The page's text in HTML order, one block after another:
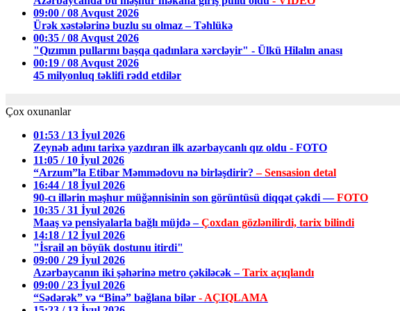
09:00 / 08 Avqust 2026
Ürək xəstələrinə buzlu su olmaz – Təhlükə
00:35 / 08 Avqust 2026
"Qızımın pullarını başqa qadınlara xərcləyir" - Ülkü Hilalın anası
00:19 / 08 Avqust 2026
45 milyonluq təklifi rədd etdilər
Çox oxunanlar
01:53 / 13 İyul 2026
Zeynəb adını tarixə yazdıran ilk azərbaycanlı qız oldu - FOTO
11:05 / 10 İyul 2026
“Arzum”la Etibar Məmmədovu nə birləşdirir?– Sensasion detal
16:44 / 18 İyul 2026
90-cı illərin məşhur müğənnisinin son görüntüsü diqqət çəkdi —FOTO
10:35 / 31 İyul 2026
Maaş və pensiyalarla bağlı müjdə –Çoxdan gözlənilirdi, tarix bilindi
14:18 / 12 İyul 2026
"İsrail ən böyük dostunu itirdi"
09:00 / 29 İyul 2026
Azərbaycanın iki şəhərinə metro çəkiləcək –Tarix açıqlandı
09:00 / 23 İyul 2026
“Sədərək” və “Binə” bağlana bilər - AÇIQLAMA